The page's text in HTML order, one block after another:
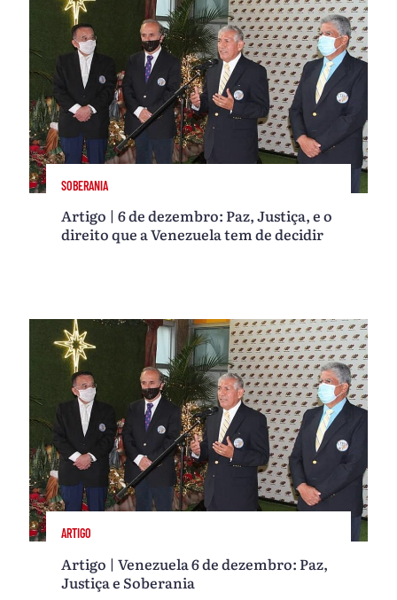
SOBERANIA
Artigo | 6 de dezembro: Paz, Justiça, e o
direito que a Venezuela tem de decidir
ARTIGO
Artigo | Venezuela 6 de dezembro: Paz,
Justiça e Soberania